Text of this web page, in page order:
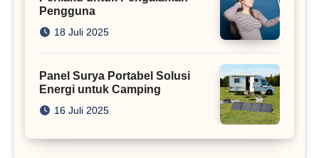
Pengguna
18 Juli 2025
Panel Surya Portabel Solusi
Energi untuk Camping
16 Juli 2025